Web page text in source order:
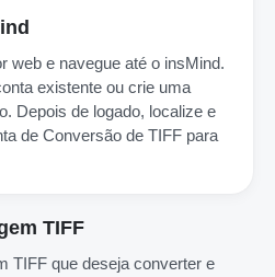
web e navegue até o insMind.
existente ou crie uma
Depois de logado, localize e
de Conversão de TIFF para
TIFF
TIFF que deseja converter e